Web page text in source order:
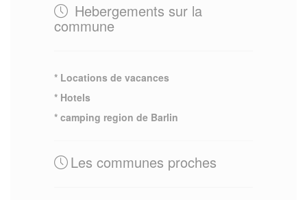
Hebergements sur la
commune
* Locations de vacances
* Hotels
* camping region de Barlin
Les communes proches